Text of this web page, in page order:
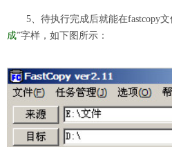
5、待执行完成后就能在fastcopy文
成”字样，如下图所示：